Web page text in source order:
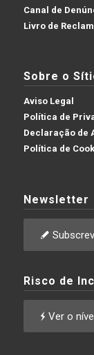
Canal de
Livro de
Sobre o
Aviso Legal
Política de
Declaração de
Política de
Newsletter
Risco de
Ver o